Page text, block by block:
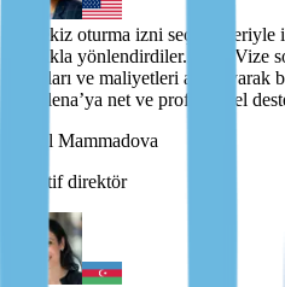
Portekiz oturma izni seçenekleriyle
ustalıkla yönlendirdiler. Altın Vize
adımları ve maliyetleri açıklayarak
Vladlena’ya net ve profesyonel
Aysel Mammadova
Kreatif direktör